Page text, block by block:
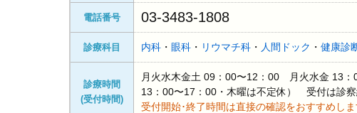
電話番号 03-3483-1808
診療科目 内科 ・ 眼科 ・ リウマチ科 ・ 人間ドック ・ 健康診
診療時間
(受付時間)
月火水木金土 09：00〜12：00 月火水金 13
13：00〜17：00・木曜は不定休） 受付は診
受付開始･終了時間は直接の確認をおすすめしま